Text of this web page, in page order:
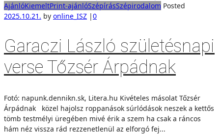
AjánlóKiemeltPrint-ajánlóSzépírásSzépirodalom Posted
2025.10.21. by online_ISZ |0
Garaczi László születésnapi
verse Tőzsér Árpádnak
Fotó: napunk.dennikn.sk, Litera.hu Kivételes másolat Tőzsér
Árpádnak közel hajolsz roppanások súrlódások neszek a kettős
tömb testmélyi üregében mivé érik a szem ha csak a ráncos
hám néz vissza rád rezzenetlenül az elforgó fej...